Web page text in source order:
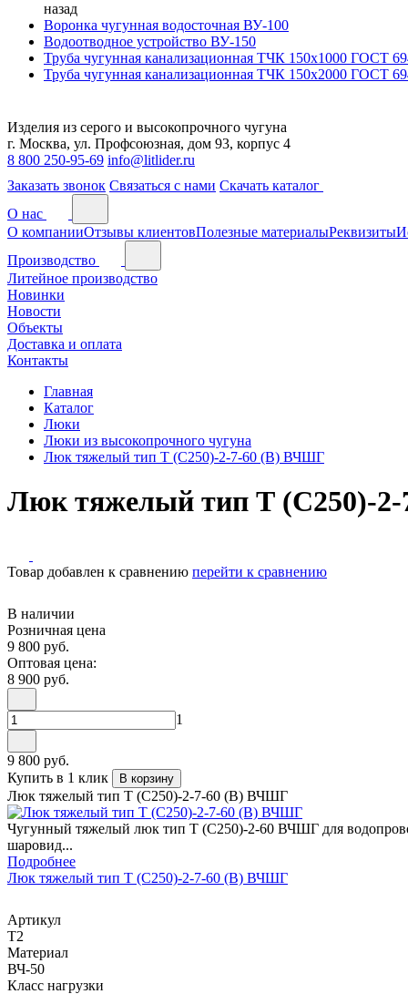
назад
Воронка чугунная водосточная ВУ-100
Водоотводное устройство ВУ-150
Труба чугунная канализационная ТЧК 150х1000 ГОСТ
Труба чугунная канализационная ТЧК 150х2000 ГОСТ
Изделия из серого и высокопрочного чугуна
г. Москва, ул. Профсоюзная, дом 93, корпус 4
8 800 250-95-69 info@litlider.ru
Заказать звонок Связаться с нами Скачать каталог
О нас
О компанииОтзывы клиентовПолезные материалыРеквизиты
Производство
Литейное производство
Новинки
Новости
Объекты
Доставка и оплата
Контакты
Главная
Каталог
Люки
Люки из высокопрочного чугуна
Люк тяжелый тип Т (С250)-2-7-60 (В) ВЧШГ
Люк тяжелый тип Т (С250)-
Товар добавлен к сравнению перейти к сравнению
В наличии
Розничная цена
9 800 руб.
Оптовая цена:
8 900 руб.
1
9 800 руб.
Купить в 1 клик
В корзину
Люк тяжелый тип Т (С250)-2-7-60 (В) ВЧШГ
Чугунный тяжелый люк тип Т (С250)-2-60 ВЧШГ для
шаровид...
Подробнее
Люк тяжелый тип Т (С250)-2-7-60 (B) ВЧШГ
Артикул
Т2
Материал
ВЧ-50
Класс нагрузки